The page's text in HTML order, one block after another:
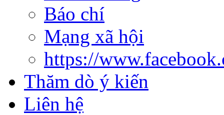
Báo chí
Mạng xã hội
https://
Thăm dò ý kiến
Liên hệ